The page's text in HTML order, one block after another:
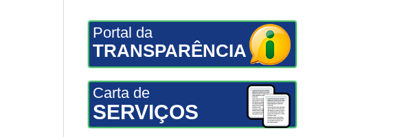
Portal da
TRANSPARÊNCIA
Carta de
SERVIÇOS